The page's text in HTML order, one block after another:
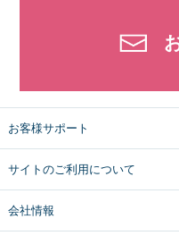
お客様サポート
サイトのご利用について
会社情報